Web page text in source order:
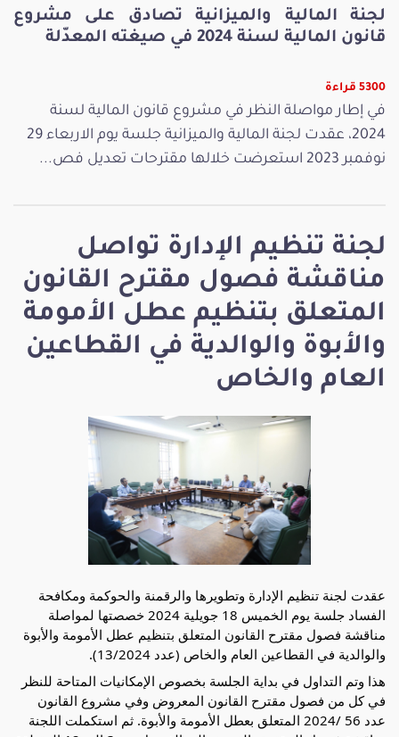
لجنة تنظيم الإدارة تواصل
مناقشة فصول مقترح القانون
المتعلق بتنظيم عطل الأمومة
والأبوة والوالدية في القطاعين
العام والخاص
والوالدية في القطاعين العام والخاص (عدد 13/2024).
عدد 56 /2024 المتعلق
لجنة المالية والميزانية تصادق على مشروع
قانون المالية لسنة 2024 في صيغته المعدّلة
5300 قراءة
في إطار مواصلة النظر في مشروع قانون المالية لسنة
2024، عقدت لجنة المالية والميزانية جلسة يوم الاربعاء 29
نوفمبر 2023 استعرضت خلالها مقترحات تعديل فص...